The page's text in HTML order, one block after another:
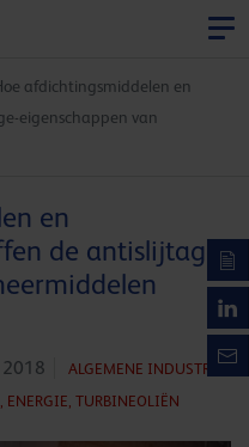
afdichtingsmiddelen en
eigenschappen van
en
de antislijtage-
ALGEMENE INDUSTRIE,
ENERGIE, TURBINEOLIËN